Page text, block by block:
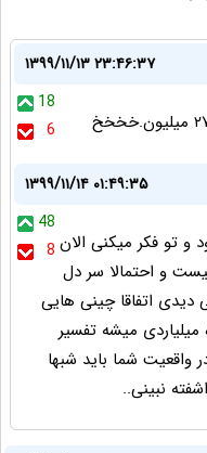
۱۳۹۹/۱۱/۱۳ ۲۳:۴۶:۳۷
18
6
۱۳۹۹/۱۱/۱۴ ۰۱:۴۹:۳۵
48
8 و تو فکر میکنی الان
و احتمالا سر دل
اتفاقا چینی هایی
میلیاردی میشه تفسیر
واقعیت شما باید شبها
نبینی..